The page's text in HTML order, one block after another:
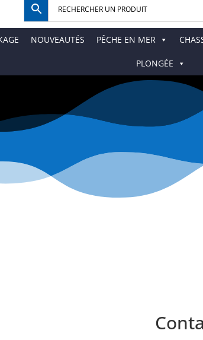
NOUVEAUTÉS PÊCHE EN MER
PLONGÉE